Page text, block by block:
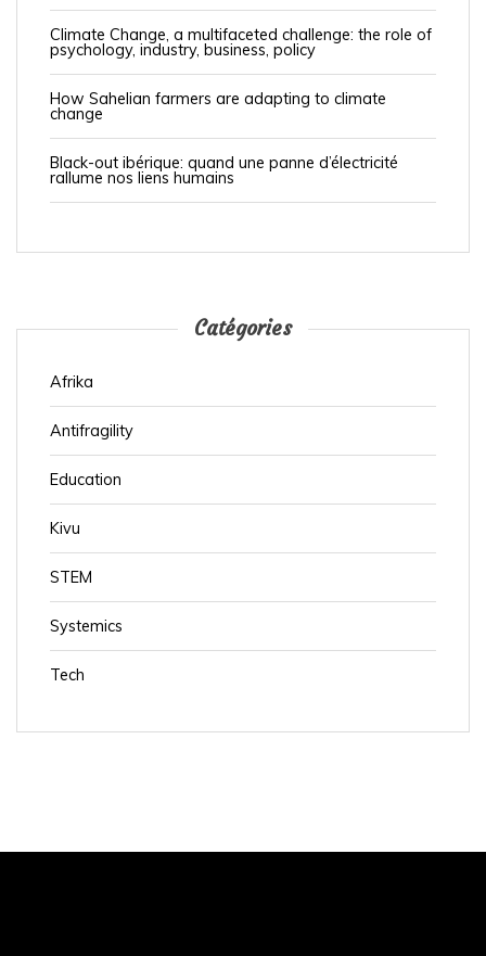
t
o
Climate Change, a multifaceted challenge: the role of
psychology, industry, business, policy
How Sahelian farmers are adapting to climate
change
Black-out ibérique: quand une panne d’électricité
rallume nos liens humains
Catégories
Afrika
Antifragility
Education
Kivu
STEM
Systemics
Tech